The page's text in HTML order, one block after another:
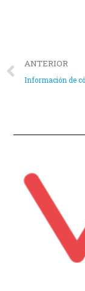
ANTERIOR